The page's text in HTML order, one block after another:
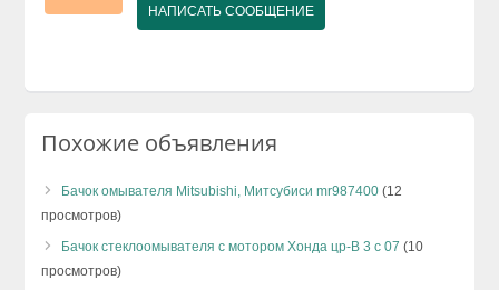
НАПИСАТЬ СООБЩЕНИЕ
Похожие объявления
Бачок омывателя Mitsubishi, Митсубиси mr987400 (12
просмотров)
Бачок стеклоомывателя с мотором Хонда цр-В 3 с 07 (10
просмотров)